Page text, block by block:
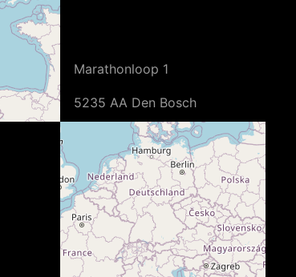
Marathonloop 1
5235 AA Den Bosch